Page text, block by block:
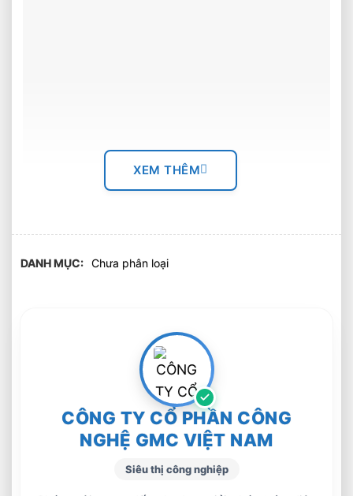
XEM THÊM
DANH MỤC Chưa phân loại
CÔNG TY CỔ PHẦN CÔNG
NGHỆ GMC VIỆT NAM
Siêu thị công nghiệp